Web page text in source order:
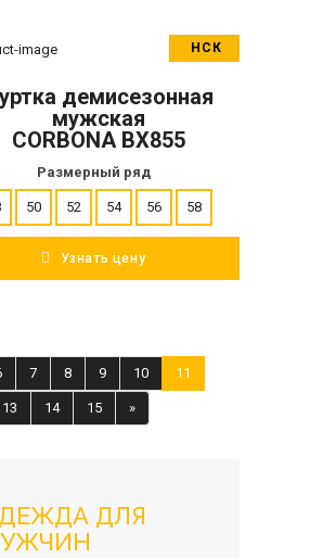
НСК
ПОДРОБНЕЕ
демисезонная
мужская
CORBONA BX855
Размерный ряд
50 52 54 56 58
Узнать цену
7 8 9 10 11
13 14 15 »
ДЛЯ